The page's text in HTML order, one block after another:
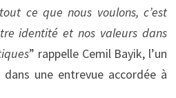
tout ce que nous voulons, c’est
identité et nos valeurs dans
” rappelle Cemil Bayik, l’un
une entrevue accordée à